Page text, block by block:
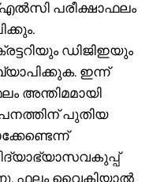
പരീക്ഷാഫലം
ഡിജിഇയും
ഇന്ന്
അന്തിമമായി
പുതിയ
ഫലം വൈകിയാൽ